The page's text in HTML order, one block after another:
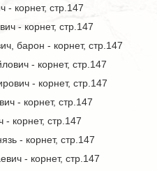
- корнет, стр.147
- корнет, стр.147
барон - корнет, стр.147
- корнет, стр.147
- корнет, стр.147
- корнет, стр.147
- корнет, стр.147
- корнет, стр.147
- корнет, стр.147